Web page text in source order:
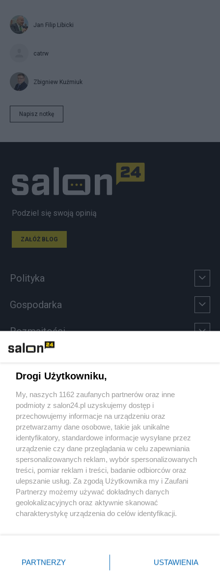
Jan Filip Libicki
catrw
Zbigniew Kuźmiuk
Napisz notkę
Podziel się swoją opinią
ZAŁÓŻ BLOG
Polityka
Gospodarka
Rozmaitości
Sport
Społeczeństwo
Kultura
X Facebook Instagram Youtube
Drogi Użytkowniku,
My, naszych 1162 zaufanych partnerów oraz inne
podmioty z salon24.pl uzyskujemy dostęp i
przechowujemy informacje na urządzeniu oraz
przetwarzamy dane osobowe, takie jak unikalne
identyfikatory, standardowe informacje wysyłane przez
urządzenie czy dane przeglądania w celu zapewniania
spersonalizowanych reklam, wybór spersonalizowanych
treści, pomiar reklam i treści, badanie odbiorców oraz
ulepszanie usług. Za zgodą Użytkownika my i Zaufani
Partnerzy możemy używać dokładnych danych
geolokalizacyjnych oraz aktywnie skanować
charakterystykę urządzenia do celów identyfikacji.
zmienić/wycofać klikając przycisk ustawień prywatności
znajdujący się w lewym dolnym rogu strony
PARTNERZY USTAWIENIA